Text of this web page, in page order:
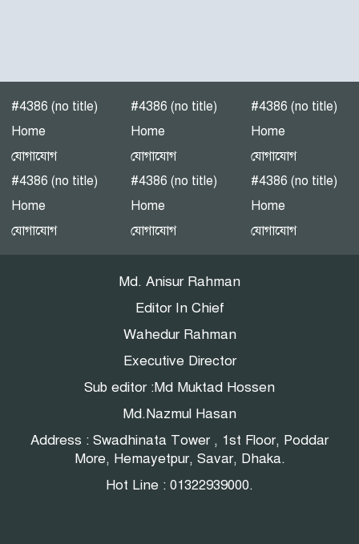
পটুয়াখালীতে গণঅধিকার
পরিষদের জনসভা
এনইআইআর বাস্তবায়নে নয়া
বিতর্ক: সুরক্ষার নীতি, নাকি
#4386 (no title)
Home
যোগাযোগ
#4386 (no title)
Home
যোগাযোগ
#4386 (no title)
Home
যোগাযোগ
#4386 (no title)
Home
যোগাযোগ
#4386 (no title)
Home
যোগাযোগ
#4386 (no title)
Home
যোগাযোগ
Md. Anisur Rahman
Editor In Chief
Wahedur Rahman
Executive Director
Sub editor :Md Muktad Hossen
Md.Nazmul Hasan
Address : Swadhinata Tower , 1st Floor, Poddar
More, Hemayetpur, Savar, Dhaka.
Hot Line : 01322939000.